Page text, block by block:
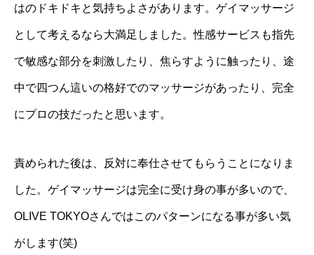
はのドキドキと気持ちよさがあります。ゲイマッサージ
として考えるなら大満足しました。性感サービスも指先
で敏感な部分を刺激したり、焦らすように触ったり、途
中で四つん這いの格好でのマッサージがあったり、完全
にプロの技だったと思います。
責められた後は、反対に奉仕させてもらうことになりま
した。ゲイマッサージは完全に受け身の事が多いので、
OLIVE TOKYOさんではこのパターンになる事が多い気
がします(笑)